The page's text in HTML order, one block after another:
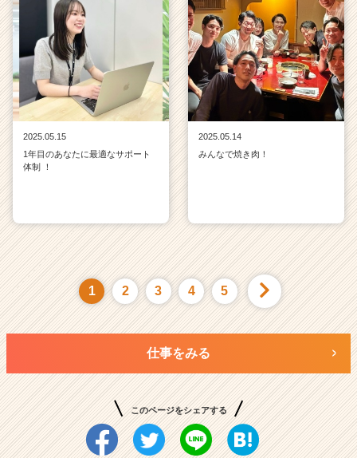
2025.05.15
1年目のあなたに最適なサポート
体制 ！
2025.05.14
みんなで焼き肉！
1 2 3 4 5
仕事をみる
このページをシェアする